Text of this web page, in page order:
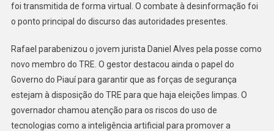
foi transmitida de forma virtual. O combate à desinformação foi
o ponto principal do discurso das autoridades presentes.
Rafael parabenizou o jovem jurista Daniel Alves pela posse como
novo membro do TRE. O gestor destacou ainda o papel do
Governo do Piauí para garantir que as forças de segurança
estejam à disposição do TRE para que haja eleições limpas. O
governador chamou atenção para os riscos do uso de
tecnologias como a inteligência artificial para promover a